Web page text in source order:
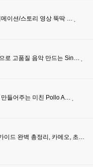
메이션/스토리 영상 뚝딱 …
로 고품질 음악 만드는 Sin…
만들어주는 미친 Pollo A…
이드 완벽 총정리, 카메오, 초…